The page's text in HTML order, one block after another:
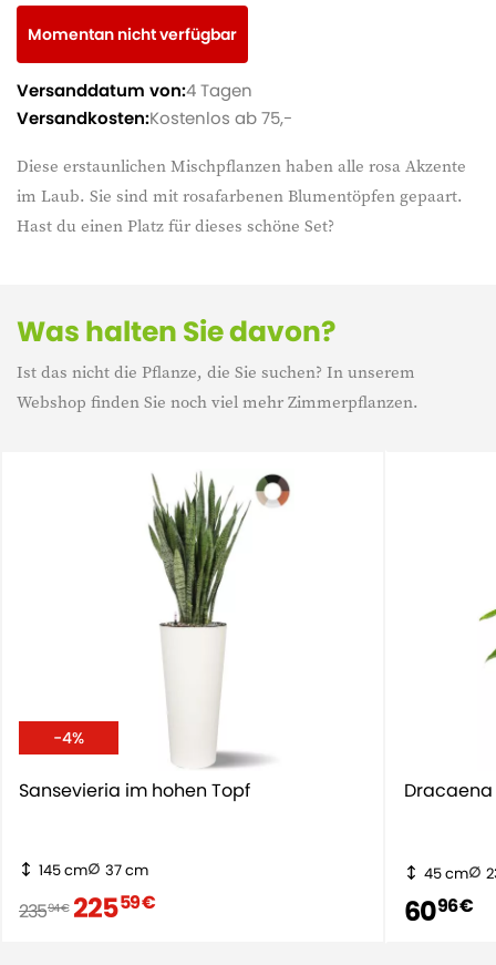
Diese erstaunlichen Mischpflanzen haben alle rosa Akzente
im Laub. Sie sind mit rosafarbenen Blumentöpfen gepaart.
Hast du einen Platz für dieses schöne Set?
Momentan nicht verfügbar
Versanddatum von:4 Tagen
Versandkosten:Kostenlos ab 75,-
Was halten Sie davon?
Ist das nicht die Pflanze, die Sie suchen? In unserem
Webshop finden Sie noch viel mehr Zimmerpflanzen.
-4%
Sansevieria im hohen Topf
145 cm 37 cm
23594 € 22559 €
45 cm
6096 €